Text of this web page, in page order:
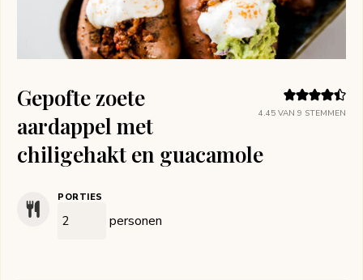
4.45 VAN 9 STEMMEN
Gepofte zoete
aardappel met
chiligehakt en guacamole
PORTIES
personen